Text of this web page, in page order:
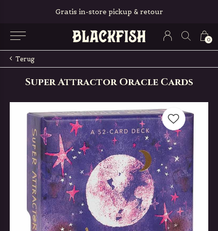
0
Gratis in-store pickup & retour
Terug
Super Attractor Oracle Cards